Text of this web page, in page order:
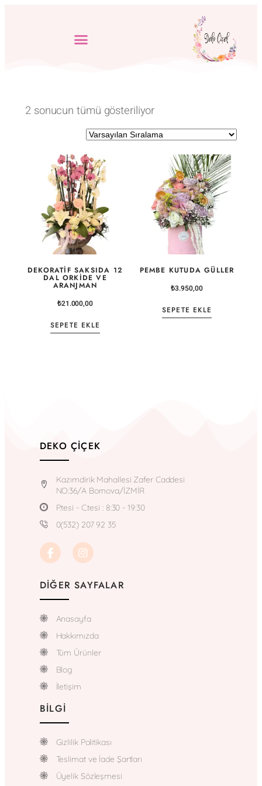
2 sonucun tümü gösteriliyor
DEKORATIF SAKSIDA 12
DAL ORKIDE VE
ARANJMAN
₺21.000,00
SEPETE EKLE
PEMBE KUTUDA GÜLLER
₺3.950,00
SEPETE EKLE
DEKO ÇIÇEK
Kazımdirik Mahallesi Zafer Caddesi
NO:36/A Bornova/İZMİR
P.tesi - C.tesi : 8:30 - 19:30
0(532) 207 92 35
DIĞER SAYFALAR
Anasayfa
Hakkımızda
Tüm Ürünler
Blog
İletişim
BILGI
Gizlilik Politikası
Teslimat ve İade Şartları
Üyelik Sözleşmesi